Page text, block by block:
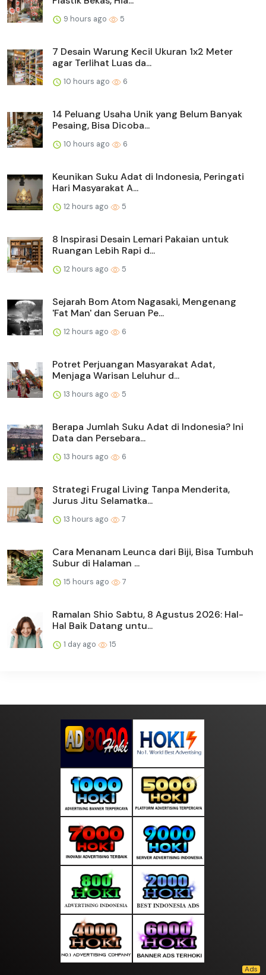
9 hours ago 5
7 Desain Warung Kecil Ukuran 1x2 Meter
agar Terlihat Luas da...
10 hours ago 6
14 Peluang Usaha Unik yang Belum Banyak
Pesaing, Bisa Dicoba...
10 hours ago 6
Keunikan Suku Adat di Indonesia, Peringati
Hari Masyarakat A...
12 hours ago 5
8 Inspirasi Desain Lemari Pakaian untuk
Ruangan Lebih Rapi d...
12 hours ago 5
Sejarah Bom Atom Nagasaki, Mengenang
'Fat Man' dan Seruan Pe...
12 hours ago 6
Potret Perjuangan Masyarakat Adat,
Menjaga Warisan Leluhur d...
13 hours ago 5
Berapa Jumlah Suku Adat di Indonesia? Ini
Data dan Persebara...
13 hours ago 6
Strategi Frugal Living Tanpa Menderita,
Jurus Jitu Selamatka...
13 hours ago 7
Cara Menanam Leunca dari Biji, Bisa Tumbuh
Subur di Halaman ...
15 hours ago 7
Ramalan Shio Sabtu, 8 Agustus 2026: Hal-
Hal Baik Datang untu...
1 day ago 15